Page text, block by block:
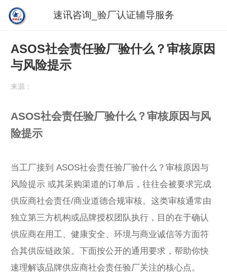
速讯咨询_验厂认证辅导服务
ASOS社会责任验厂验什么？审核原因
与风险提示
来源：
ASOS社会责任验厂验什么？审核原因与风
险提示
当工厂接到 ASOS社会责任验厂验什么？审核原因与
风险提示 或其采购渠道的订单后，往往会被要求完成
供应商社会责任/商业道德合规审核。这类审核通常由
独立第三方机构或品牌授权团队执行，目的在于确认
供应商在用工、健康安全、环境与商业诚信等方面符
合其供应链政策。下面按公开的通用要求，帮助你快
速理解该品牌供应商社会责任验厂关注的核心点。